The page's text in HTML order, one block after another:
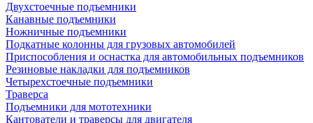
Двухстоечные подъемники
Канавные подъемники
Ножничные подъемники
Подкатные колонны для грузовых автомобилей
Приспособления и оснастка для автомобильных подъемников
Резиновые накладки для подъемников
Четырехстоечные подъемники
Траверса
Подъемники для мототехники
Кантователи и траверсы для двигателя